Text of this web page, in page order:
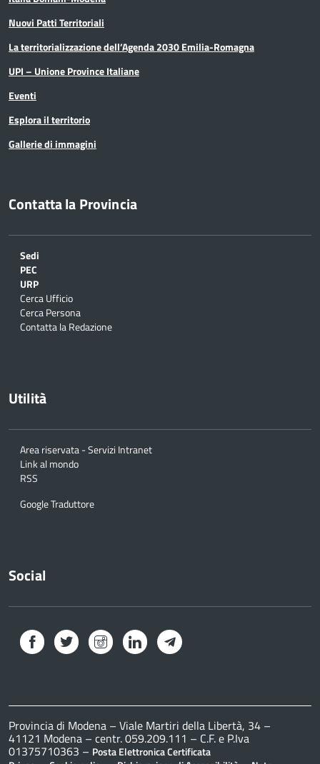
Nuovi Patti Territoriali
La territorializzazione dell’Agenda 2030 Emilia-Romagna
UPI – Unione Province Italiane
Eventi
Esplora il territorio
Gallerie di immagini
Contatta la Provincia
Sedi
PEC
URP
Cerca Ufficio
Cerca Persona
Contatta la Redazione
Utilità
Area riservata - Servizi Intranet
Link al mondo
RSS
Google Traduttore
Social
Facebook Twitter InstagramLinkedInTelegram
Provincia di Modena – Viale Martiri della Libertà, 34 –
41121 Modena – centr. 059.209.111 – C.F. e P.Iva
01375710363 – Posta Elettronica Certificata